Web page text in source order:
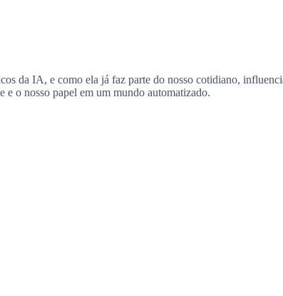
da IA, e como ela já faz parte do nosso cotidiano,
e o nosso papel em um mundo automatizado.